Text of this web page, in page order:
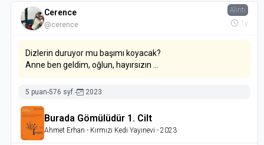
Cerence
@cerence
Alıntı
1y
Dizlerin duruyor mu başımı koyacak?
Anne ben geldim, oğlun, hayırsızın ...
5 puan-576 syf.- 2023
Burada Gömülüdür 1. Cilt
Ahmet Erhan - Kırmızı Kedi Yayınevi - 2023